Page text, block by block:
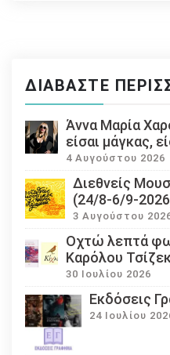
ΔΙΑΒΆΣΤΕ
Άννα Μαρία
είσαι μάγκας,
4 Αυγούστου 2026
Διεθνείς
(24/8-6/9-
3 Αυγούστου
Οχτώ λεπτά
Καρόλου
30 Ιουλίου 2026
Εκδόσεις
24 Ιουλίου